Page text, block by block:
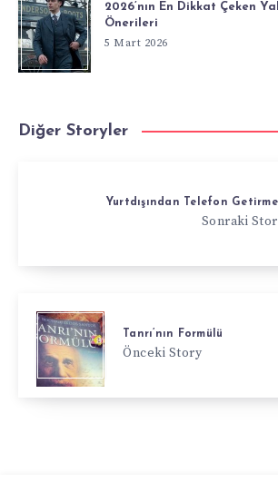
2026’nın En Dikkat Çeken
Önerileri
5 Mart 2026
Diğer Storyler
Yurtdışından Telefon
Sonraki
Tanrı’nın Formülü
Önceki Story